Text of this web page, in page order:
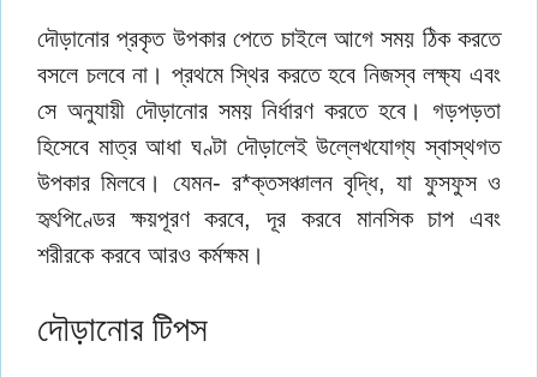
দৌড়ানোর প্রকৃত উপকার পেতে চাইলে আগে সময় ঠিক করতে
বসলে চলবে না। প্রথমে স্থির করতে হবে নিজস্ব লক্ষ্য এবং
সে অনুযায়ী দৌড়ানোর সময় নির্ধারণ করতে হবে। গড়পড়তা
হিসেবে মাত্র আধা ঘণ্টা দৌড়ালেই উল্লেখযোগ্য স্বাস্থগত
উপকার মিলবে। যেমন- র*ক্তসঞ্চালন বৃদ্ধি, যা ফুসফুস ও
হৃৎপিণ্ডের ক্ষয়পূরণ করবে, দূর করবে মানসিক চাপ এবং
শরীরকে করবে আরও কর্মক্ষম।
দৌড়ানোর টিপস